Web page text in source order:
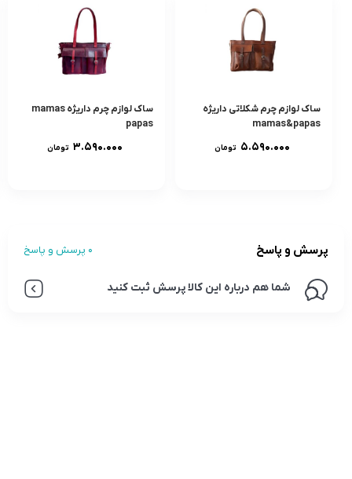
ساک لوازم چرم شکلاتی داريژه
mamas&papas
۵.۵۹۰.۰۰۰ تومان
ساک لوازم چرم داريژه mamas
papas
۳.۵۹۰.۰۰۰ تومان
پرسش و پاسخ 0 پرسش و پاسخ
شما هم درباره این کالا پرسش ثبت کنید